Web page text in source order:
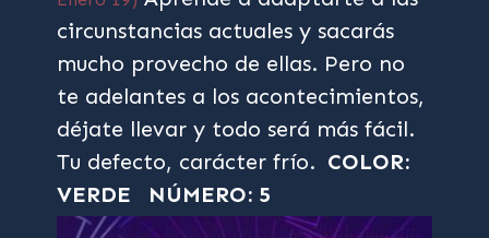
circunstancias actuales y sacarás
mucho provecho de ellas. Pero no
te adelantes a los acontecimientos,
déjate llevar y todo será más fácil.
Tu defecto, carácter frío. COLOR:
VERDE
NÚMERO: 5